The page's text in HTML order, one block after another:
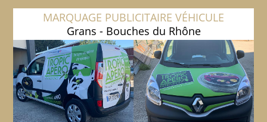
MARQUAGE PUBLICITAIRE VÉHICULE
Grans - Bouches du Rhône